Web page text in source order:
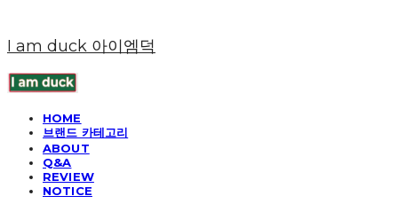
I am duck 아이엠덕
HOME
브랜드 카테고리
ABOUT
Q&A
REVIEW
NOTICE